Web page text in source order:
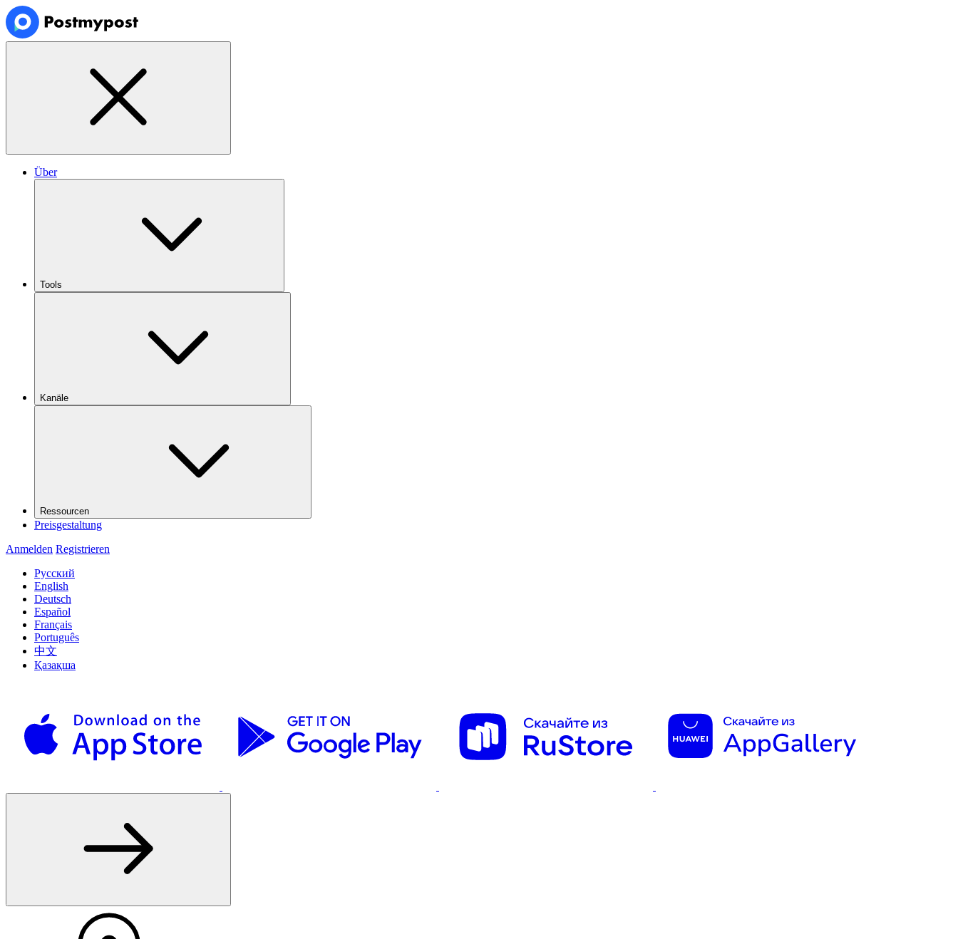
Über
Tools
Kanäle
Ressourcen
Preisgestaltung
Anmelden Registrieren
Русский
English
Deutsch
Español
Français
Português
中文
Қазақша